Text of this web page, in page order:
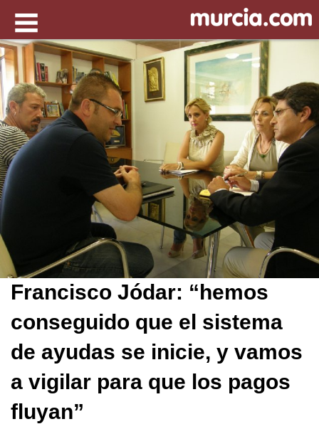
Francisco Jódar: “hemos
conseguido que el sistema
de ayudas se inicie, y vamos
a vigilar para que los pagos
fluyan”